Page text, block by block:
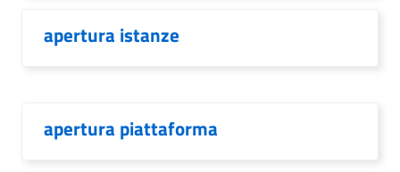
apertura istanze
apertura piattaforma